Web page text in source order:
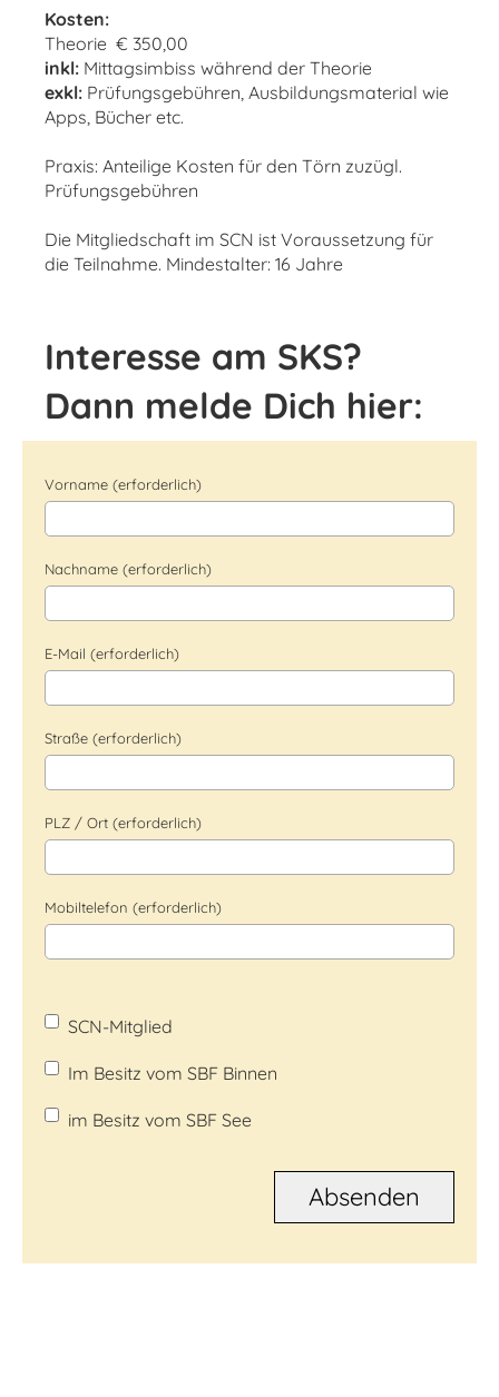
Kosten:
Theorie € 350,00
inkl: Mittagsimbiss während der Theorie
exkl: Prüfungsgebühren, Ausbildungsmaterial wie
Apps, Bücher etc.
Praxis: Anteilige Kosten für den Törn zuzügl.
Prüfungsgebühren
Die Mitgliedschaft im SCN ist Voraussetzung für
die Teilnahme. Mindestalter: 16 Jahre
Interesse am SKS?
Dann melde Dich hier:
Vorname (erforderlich)
Nachname (erforderlich)
E-Mail (erforderlich)
Straße (erforderlich)
PLZ / Ort (erforderlich)
Mobiltelefon (erforderlich)
SCN-Mitglied
Im Besitz vom SBF Binnen
im Besitz vom SBF See